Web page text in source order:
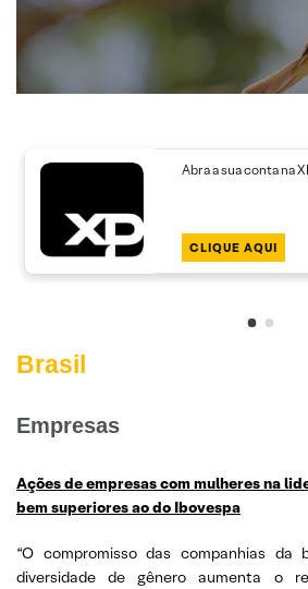
Abra a sua conta na
CLIQUE AQUI
Brasil
Empresas
Ações de empresas com mulheres na
bem superiores ao do Ibovespa
“O compromisso das companhias da
diversidade de gênero aumenta o